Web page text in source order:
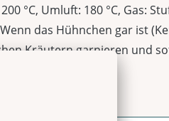
°C, Umluft: 180 °C, Gas:
das Hühnchen gar ist
Kräutern garnieren und